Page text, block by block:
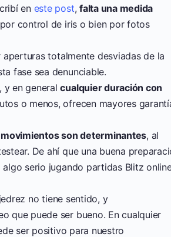
en este post,falta una medida
control de iris o bien por fotos
totalmente desviadas de la
fase sea denunciable.
y en generalcualquier duración con
o menos, ofrecen mayores
son determinantes, al
De ahí que una buena
serio jugando partidas Blitz
no tiene sentido, y
que puede ser bueno. En cualquier
ser positivo para nuestro